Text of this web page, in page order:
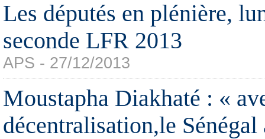
Les députés en plénière,
seconde LFR 2013
APS - 27/12/2013
Moustapha Diakhaté : «
décentralisation,le Sénégal